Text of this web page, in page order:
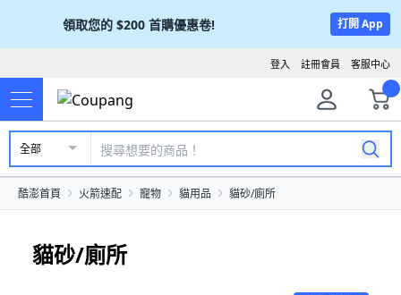
領取您的 $200 首購優惠卷! 打開 App
客服中心
註冊會員
登入
全部
酷澎首頁 火箭速配 寵物 貓用品 貓砂/廁所
貓砂/廁所